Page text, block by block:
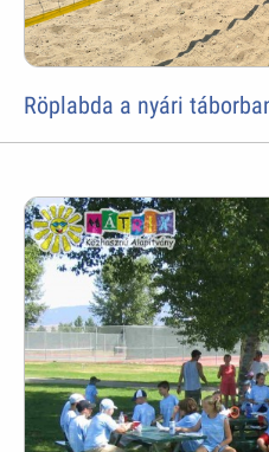
Röplabda a nyári